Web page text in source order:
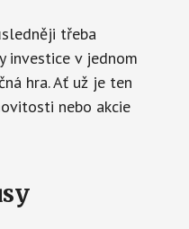
třeba
investice v jednom
hra. Ať už je ten
nebo akcie